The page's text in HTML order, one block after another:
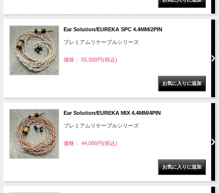
Ear Solution/EUREKA SPC 4.4MM/2PIN
プレミアムリケーブルシリーズ
価格： 55,000円(税込)
Ear Solution/EUREKA MIX 4.4MM/4PIN
プレミアムリケーブルシリーズ
価格： 44,000円(税込)